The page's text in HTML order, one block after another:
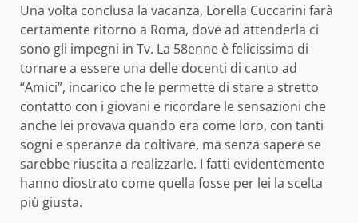
Una volta conclusa la vacanza, Lorella Cuccarini farà
certamente ritorno a Roma, dove ad attenderla ci
sono gli impegni in Tv. La 58enne è felicissima di
tornare a essere una delle docenti di canto ad
“Amici”, incarico che le permette di stare a stretto
contatto con i giovani e ricordare le sensazioni che
anche lei provava quando era come loro, con tanti
sogni e speranze da coltivare, ma senza sapere se
sarebbe riuscita a realizzarle. I fatti evidentemente
hanno diostrato come quella fosse per lei la scelta
più giusta.